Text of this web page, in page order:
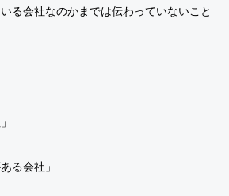
る会社なのかまでは伝わっていないこと
る会社」